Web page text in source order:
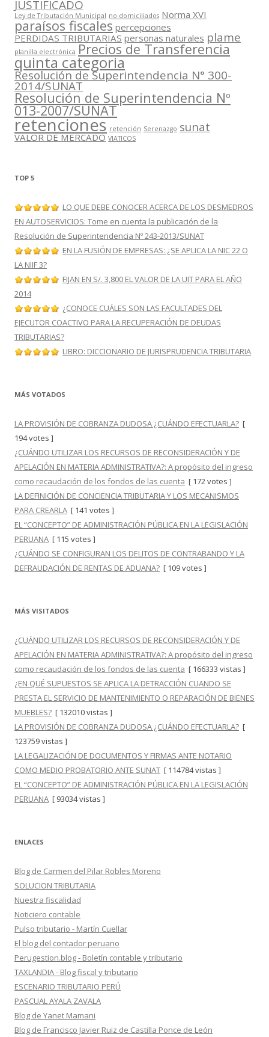
JUSTIFICADO
Ley de Tributación Municipal no domiciliados Norma XVI
paraísos fiscales percepciones
PERDIDAS TRIBUTARIAS personas naturales plame
planilla electrónica Precios de Transferencia
quinta categoria
Resolución de Superintendencia N° 300-
2014/SUNAT
Resolución de Superintendencia Nº
013-2007/SUNAT
retenciones retención Serenazgo sunat
VALOR DE MERCADO VIATICOS
TOP 5
LO QUE DEBE CONOCER ACERCA DE LOS DESMEDROS
EN AUTOSERVICIOS: Tome en cuenta la publicación de la
Resolución de Superintendencia Nº 243-2013/SUNAT
EN LA FUSIÓN DE EMPRESAS: ¿SE APLICA LA NIC 22 O
LA NIIF 3?
FIJAN EN S/. 3,800 EL VALOR DE LA UIT PARA EL AÑO
2014
¿CONOCE CUÁLES SON LAS FACULTADES DEL
EJECUTOR COACTIVO PARA LA RECUPERACIÓN DE DEUDAS
TRIBUTARIAS?
LIBRO: DICCIONARIO DE JURISPRUDENCIA TRIBUTARIA
MÁS VOTADOS
LA PROVISIÓN DE COBRANZA DUDOSA ¿CUÁNDO EFECTUARLA? [
194 votes ]
¿CUÁNDO UTILIZAR LOS RECURSOS DE RECONSIDERACIÓN Y DE
APELACIÓN EN MATERIA ADMINISTRATIVA?: A propósito del ingreso
como recaudación de los fondos de las cuenta [ 172 votes ]
LA DEFINICIÓN DE CONCIENCIA TRIBUTARIA Y LOS MECANISMOS
PARA CREARLA [ 141 votes ]
EL “CONCEPTO” DE ADMINISTRACIÓN PÚBLICA EN LA LEGISLACIÓN
PERUANA [ 115 votes ]
¿CUÁNDO SE CONFIGURAN LOS DELITOS DE CONTRABANDO Y LA
DEFRAUDACIÓN DE RENTAS DE ADUANA? [ 109 votes ]
MÁS VISITADOS
¿CUÁNDO UTILIZAR LOS RECURSOS DE RECONSIDERACIÓN Y DE
APELACIÓN EN MATERIA ADMINISTRATIVA?: A propósito del ingreso
como recaudación de los fondos de las cuenta [ 166333 vistas ]
¿EN QUÉ SUPUESTOS SE APLICA LA DETRACCIÓN CUANDO SE
PRESTA EL SERVICIO DE MANTENIMIENTO O REPARACIÓN DE BIENES
MUEBLES? [ 132010 vistas ]
LA PROVISIÓN DE COBRANZA DUDOSA ¿CUÁNDO EFECTUARLA? [
123759 vistas ]
LA LEGALIZACIÓN DE DOCUMENTOS Y FIRMAS ANTE NOTARIO
COMO MEDIO PROBATORIO ANTE SUNAT [ 114784 vistas ]
EL “CONCEPTO” DE ADMINISTRACIÓN PÚBLICA EN LA LEGISLACIÓN
PERUANA [ 93034 vistas ]
ENLACES
Blog de Carmen del Pilar Robles Moreno
SOLUCION TRIBUTARIA
Nuestra fiscalidad
Noticiero contable
Pulso tributario - Martín Cuellar
El blog del contador peruano
Perugestion.blog - Boletín contable y tributario
TAXLANDIA - Blog fiscal y tributario
ESCENARIO TRIBUTARIO PERÚ
PASCUAL AYALA ZAVALA
Blog de Yanet Mamani
Blog de Francisco Javier Ruiz de Castilla Ponce de León